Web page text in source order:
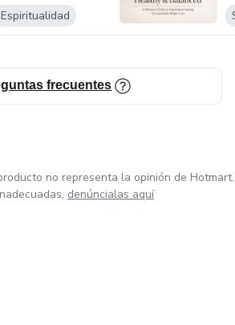
con un producto que siempre
perfil es para ti.
Espiritualidad
frecuentes
no representa la opinión de Hotmart.
denúncialas aquí